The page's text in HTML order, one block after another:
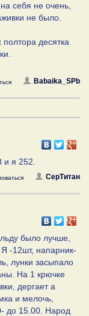
себя не очень,
не было.
десятка
Babaika_SPb
и я 252.
СерТитан
было лучше,
-12шт, напарник-
лунки засыпало
На 1 крючке
дергает а
и мелочь,
до 15.00. Народ